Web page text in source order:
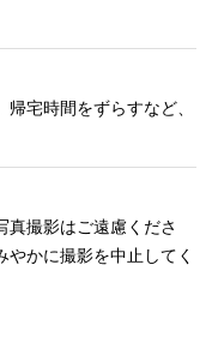
宅時間をずらすなど、
真撮影はご遠慮くださ
かに撮影を中止してく